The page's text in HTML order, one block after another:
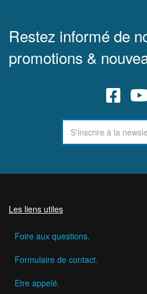
Restez informé de
promotions &
Les liens utiles
Foire aux questions.
Formulaire de contact.
Etre appelé.